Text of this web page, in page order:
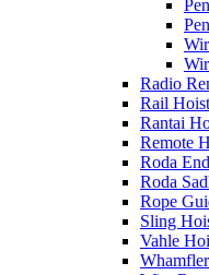
Radio
Rail
Rantai
Remote
Roda
Roda
Rope
Sling
Vahle